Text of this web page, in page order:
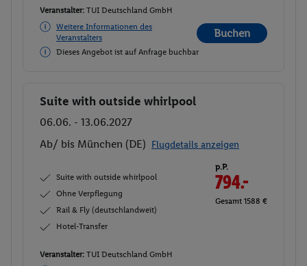
Veranstalter:TUI Deutschland GmbH
Weitere Informationen des
Veranstalters
Buchen
Suite with outside whirlpool
06.06. - 13.06.2027
Flugdetails anzeigen
Suite with outside whirlpool
Ohne Verpflegung
Rail & Fly (deutschlandweit)
p.P.
794.-